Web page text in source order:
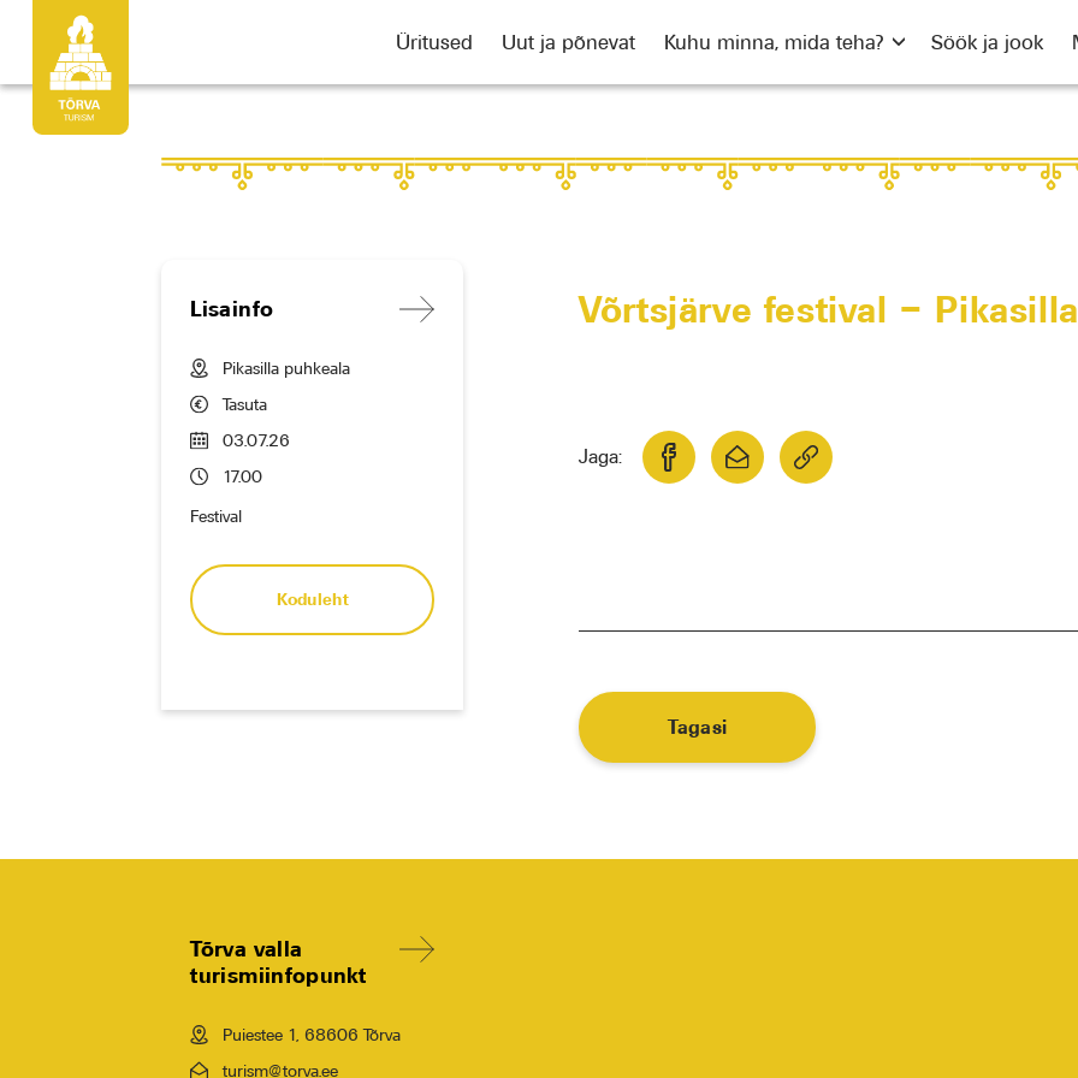
Üritused Uut ja põnevat Kuhu minna, mida teha? Söök ja jook
Lisainfo
Pikasilla puhkeala
Tasuta
03.07.26
17.00
Festival
Koduleht
Võrtsjärve festival –
Jaga:
Tagasi
Tõrva valla
turismiinfopunkt
Puiestee 1, 68606 Tõrva
turism@torva.ee